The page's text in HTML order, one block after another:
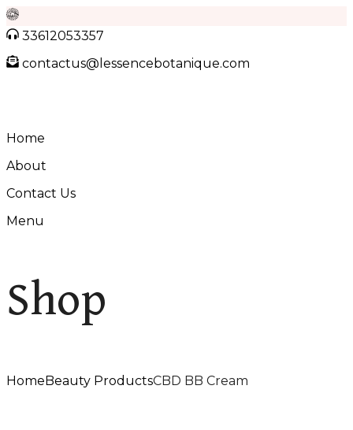
Skip
to
33612053357
contactus@lessencebotanique.com
Home
About
Contact Us
Menu
Shop
HomeBeauty ProductsCBD BB Cream